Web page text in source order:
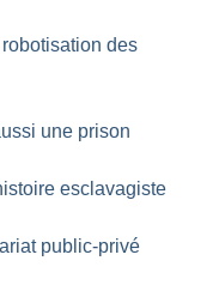
des
une prison
esclavagiste
public-privé